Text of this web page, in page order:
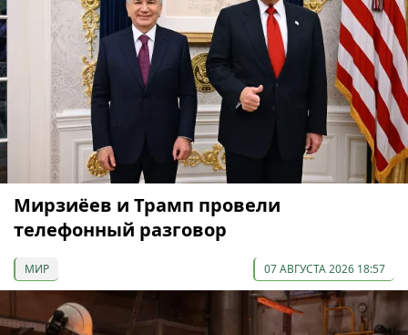
Мирзиёев и Трамп провели
телефонный разговор
МИР 07 АВГУСТА 2026 18:57